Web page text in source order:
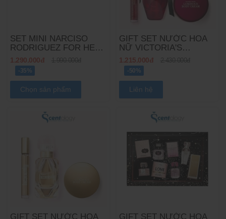
SET MINI NARCISO
RODRIGUEZ FOR HER
7.5ML X 4PCS
1.290.000đ
-35%
Chọn sản phẩm
GIFT SET NƯỚC HOA
NỮ VICTORIA'S
SECRET VERY SEXY
3PCS
1.215.000đ
-50%
Liên hệ
GIFT SET NƯỚC HOA
GIFT SET NƯỚC HOA